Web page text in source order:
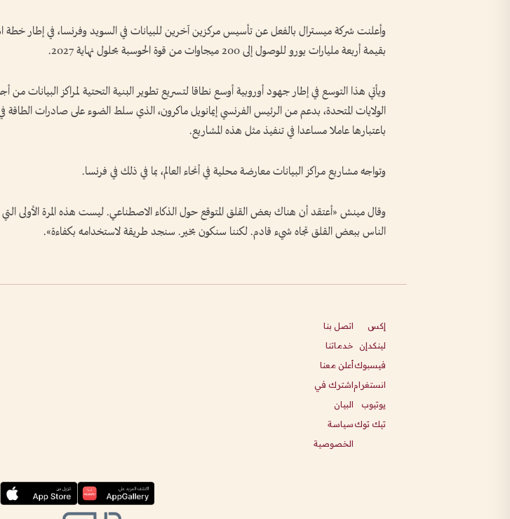
وأعلنت شركة ميسترال بالفعل عن تأسيس مركزين ​آخرين ⁠للبيانات في السويد وفرنسا، ⁠في إطار خطة
بقيمة أربعة مليارات يورو للوصول إلى 200 ميجاوات من قوة الحوسبة بحلول نهاية 2027.
ويأتي هذا ⁠التوسع في إطار جهود أوروبية أوسع نطاقا لتسريع تطوير البنية التحتية لمراكز البيانات من
الولايات المتحدة، بدعم من الرئيس الفرنسي إيمانويل ماكرون، الذي سلط الضوء على صادرات الطاقة
باعتبارها عاملا مساعدا في تنفيذ مثل هذه ‌المشاريع.
وتواجه مشاريع مراكز البيانات معارضة محلية في أنحاء العالم، بما في ذلك ​في فرنسا.
وقال مينش «أعتقد أن هناك بعض القلق المتوقع حول الذكاء الاصطناعي. ليست هذه المرة الأولى
الناس ببعض القلق تجاه شيء قادم. لكننا سنكون بخير. سنجد طريقة ​لاستخدامه بكفاءة».
إكس
لينكدإن
فيسبوك
انستغرام
يوتيوب
تيك توك
اتصل بنا
خدماتنا
أعلن معنا
اشترك في
البيان
سياسة
الخصوصية